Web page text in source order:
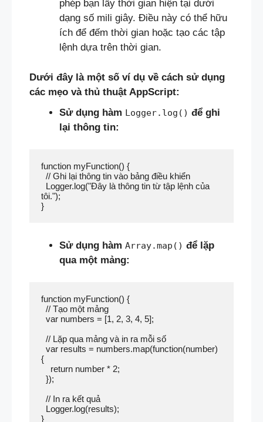
phép bạn lấy thời gian hiện tại dưới
dạng số mili giây. Điều này có thể hữu
ích để đếm thời gian hoặc tạo các tập
lệnh dựa trên thời gian.
Dưới đây là một số ví dụ về cách sử dụng
các mẹo và thủ thuật AppScript:
Sử dụng hàm Logger.log() để ghi
lại thông tin:
function myFunction() {
tôi.");
Sử dụng hàm Array.map() để lặp
qua một mảng:
function myFunction() {
{